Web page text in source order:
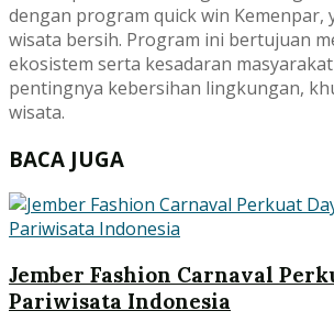
dengan program quick win Kemenpar,
wisata bersih. Program ini bertujuan
ekosistem serta kesadaran
pentingnya kebersihan lingkungan,
wisata.
BACA JUGA
Jember Fashion Carnaval
Pariwisata Indonesia